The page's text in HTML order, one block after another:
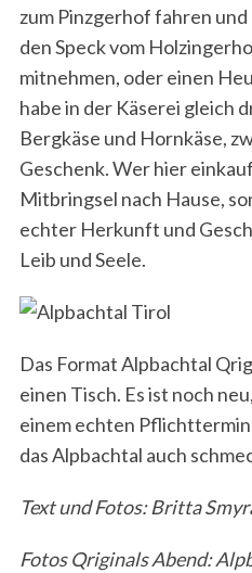
zum Pinzgerhof fahren
den Speck vom
mitnehmen, oder einen
habe in der Käserei gleich
Bergkäse und Hornkäse,
Geschenk. Wer hier
Mitbringsel nach Hause,
echter Herkunft und
Leib und Seele.
Das Format Alpbachtal
einen Tisch. Es ist noch
einem echten
das Alpbachtal auch
Text und Fotos: Britta
Fotos Qriginals Abend: